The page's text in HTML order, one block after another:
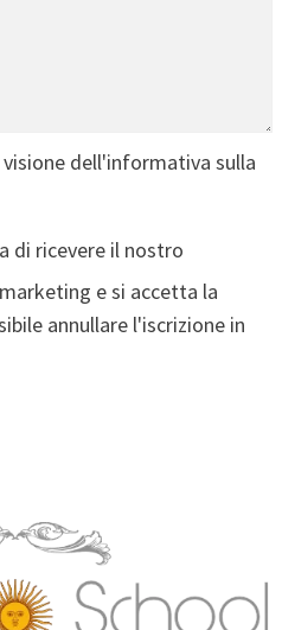
dell'informativa sulla
di ricevere il nostro
e si accetta la
annullare l'iscrizione in